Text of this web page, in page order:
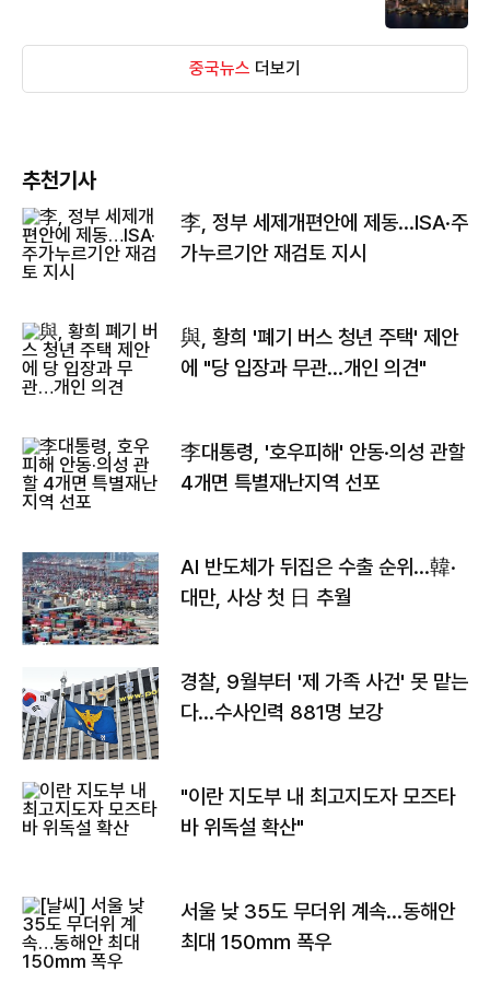
중국뉴스 더보기
추천기사
李, 정부 세제개편안에 제동…ISA·주
가누르기안 재검토 지시
與, 황희 '폐기 버스 청년 주택' 제안
에 "당 입장과 무관…개인 의견"
李대통령, '호우피해' 안동·의성 관할
4개면 특별재난지역 선포
AI 반도체가 뒤집은 수출 순위…韓·
대만, 사상 첫 日 추월
경찰, 9월부터 '제 가족 사건' 못 맡는
다…수사인력 881명 보강
"이란 지도부 내 최고지도자 모즈타
바 위독설 확산"
서울 낮 35도 무더위 계속…동해안
최대 150㎜ 폭우